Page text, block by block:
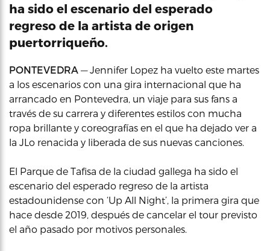
ha sido el escenario del esperado
regreso de la artista de origen
puertorriqueño.
PONTEVEDRA — Jennifer Lopez ha vuelto este martes
a los escenarios con una gira internacional que ha
arrancado en Pontevedra, un viaje para sus fans a
través de su carrera y diferentes estilos con mucha
ropa brillante y coreografías en el que ha dejado ver a
la JLo renacida y liberada de sus nuevas canciones.
El Parque de Tafisa de la ciudad gallega ha sido el
escenario del esperado regreso de la artista
estadounidense con ‘Up All Night’, la primera gira que
hace desde 2019, después de cancelar el tour previsto
el año pasado por motivos personales.